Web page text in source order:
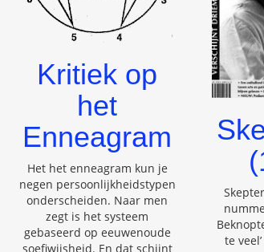
Kritiek op
het
Enneagram
Het het enneagram kun je
negen persoonlijkheidstypen
onderscheiden. Naar men
zegt is het systeem
gebaseerd op eeuwenoude
soefiwijsheid. En dat schijnt
te